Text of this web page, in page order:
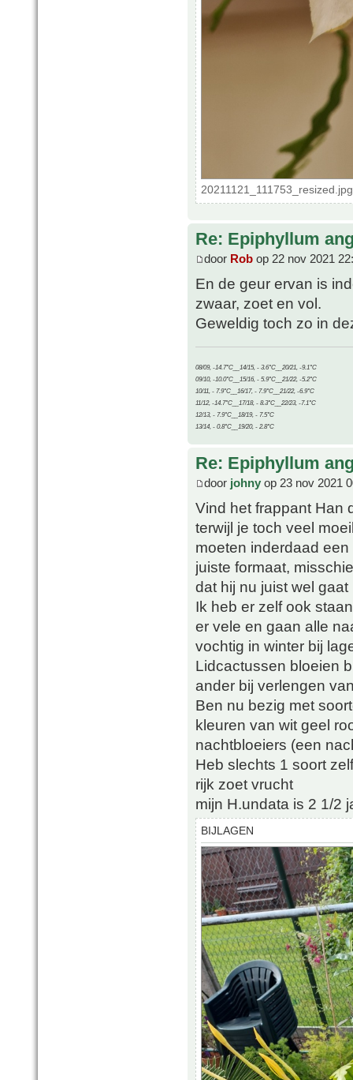
Re: Epiphyllum
door Rob op 22 nov 2021
En de geur ervan is
zwaar, zoet en vol.
Geweldig toch zo in
08/09, -14.7°C__14/15, - 3.6°C__20/21, -9.1°C
09/10, -10.0°C__15/16, - 5.9°C__21/22, -5.2°C
10/11, - 7.9°C__16/17, - 7.9°C__21/22, -6.9°C
11/12, -14.7°C__17/18, - 8.3°C__22/23, -7.1°C
12/13, - 7.9°C__18/19, - 7.5°C
13/14, - 0.8°C__19/20, - 2.8°C
Re: Epiphyllum
door johny op 23 nov 2021
Vind het frappant Han
terwijl je toch veel
moeten inderdaad
juiste formaat,
dat hij nu juist wel gaat
Ik heb er zelf ook
er vele en gaan alle
vochtig in winter bij
Lidcactussen bloeien
ander bij verlengen
Ben nu bezig met
kleuren van wit geel
nachtbloeiers (een
Heb slechts 1 soort
rijk zoet vrucht
mijn H.undata is 2 1/2
BIJLAGEN